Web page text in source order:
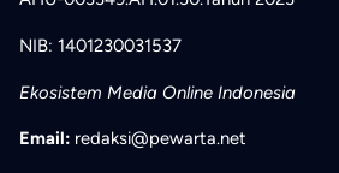
NIB: 1401230031537
Ekosistem Media Online Indonesia
Email: redaksi@pewarta.net